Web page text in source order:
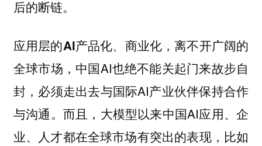
后的断链。
应用层的AI产品化、商业化 ，离不开广阔的
全球市场，中国AI也绝不能关起门来故步自
封，必须走出去与国际AI产业伙伴保持合作
与沟通。而且，大模型以来中国AI应用、企
业、人才都在全球市场有突出的表现，比如